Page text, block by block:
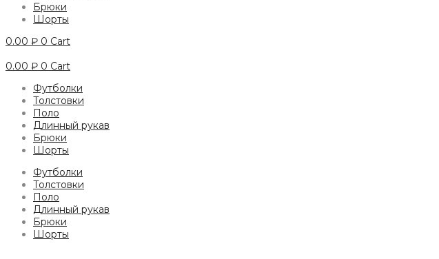
Брюки
Шорты
0.00 ₽ 0 Cart
0.00 ₽ 0 Cart
Футболки
Толстовки
Поло
Длинный рукав
Брюки
Шорты
Футболки
Толстовки
Поло
Длинный рукав
Брюки
Шорты